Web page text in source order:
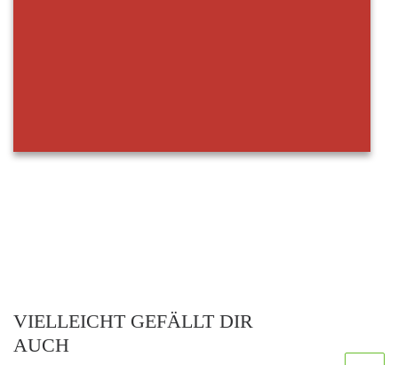
VIELLEICHT GEFÄLLT DIR
AUCH